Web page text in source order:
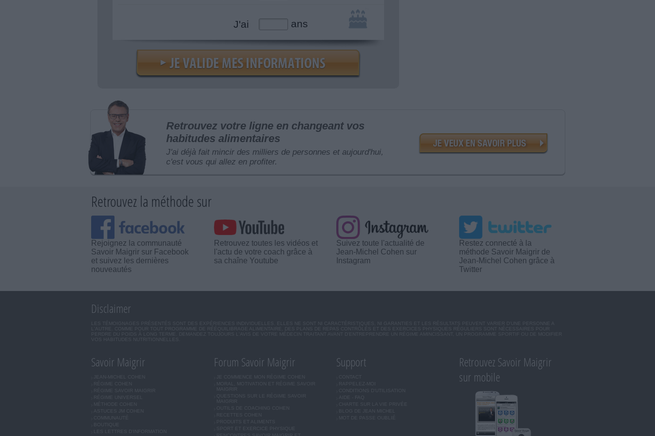
J'ai ans
Retrouvez votre ligne en changeant vos
habitudes alimentaires
J'ai déjà fait mincir des milliers de personnes et aujourd'hui,
c'est vous qui allez en profiter.
Retrouvez la méthode sur
Rejoignez la communauté
Savoir Maigrir sur Facebook
et suivez les dernières
nouveautés
Retrouvez toutes les vidéos et
l'actu de votre coach grâce à
sa chaîne Youtube
Suivez toute l'actualité de
Jean-Michel Cohen sur
Instagram
Restez connecté à la
méthode Savoir Maigrir de
Jean-Michel Cohen grâce à
Twitter
Disclaimer
LES TÉMOIGNAGES PRÉSENTÉS SONT DES EXPÉRIENCES INDIVIDUELLES. ELLES NE SONT NI CARACTÉRISTIQUES, NI GARANTIES ET LES RÉSULTATS PEUVENT VARIER D'UNE PERSONNE A
L'AUTRE. COMME POUR TOUT PROGRAMME DE RÉÉQUILIBRAGE ALIMENTAIRE, DES PLANS DE REPAS CONTRÔLÉS ET DES EXERCICES PHYSIQUES RÉGULIERS SONT NÉCESSAIRES POUR
PERDRE DU POIDS À LONG TERME. DEMANDEZ TOUJOURS L'AVIS DE VOTRE MÉDECIN TRAITANT AVANT D'ENTREPRENDRE UN RÉGIME AMINCISSANT, UN PROGRAMME SPORTIF OU DE MODIFIER
VOS HABITUDES NUTRITIONNELLES.
Savoir Maigrir
JEAN-MICHEL COHEN
RÉGIME COHEN
RÉGIME SAVOIR MAIGRIR
RÉGIME UNIVERSEL
ASTUCES JM COHEN
COMMUNAUTÉ
LES LETTRES D'INFORMATION
Forum Savoir Maigrir
JE COMMENCE MON RÉGIME COHEN
MORAL, MOTIVATION ET RÉGIME SAVOIR
MAIGRIR
QUESTIONS SUR LE RÉGIME SAVOIR
MAIGRIR
OUTILS DE COACHING COHEN
RECETTES COHEN
PRODUITS ET ALIMENTS
SPORT ET EXERCICE PHYSIQUE
Support
CONTACT
RAPPELEZ-MOI
CONDITIONS D'UTILISATION
AIDE - FAQ
CHARTE SUR LA VIE PRIVÉE
BLOG DE JEAN MICHEL
MOT DE PASSE OUBLIÉ
Retrouvez Savoir Maigrir
sur mobile